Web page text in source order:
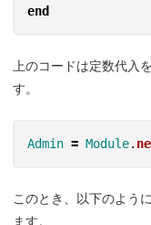
end
上のコードは定数代入
す。
Admin = Module.
このとき、以下のよう
ます。